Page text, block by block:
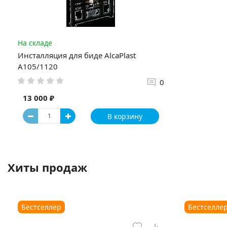
На складе
Инсталляция для биде AlcaPlast
A105/1120
0
13 000 ₽
В корзину
Хиты продаж
Бестселлер Бестселлер